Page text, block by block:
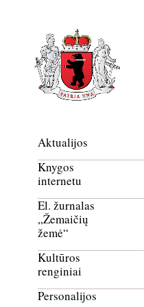
Aktualijos
Knygos
internetu
El. žurnalas
„Žemaičių
žemė“
Kultūros
renginiai
Personalijos